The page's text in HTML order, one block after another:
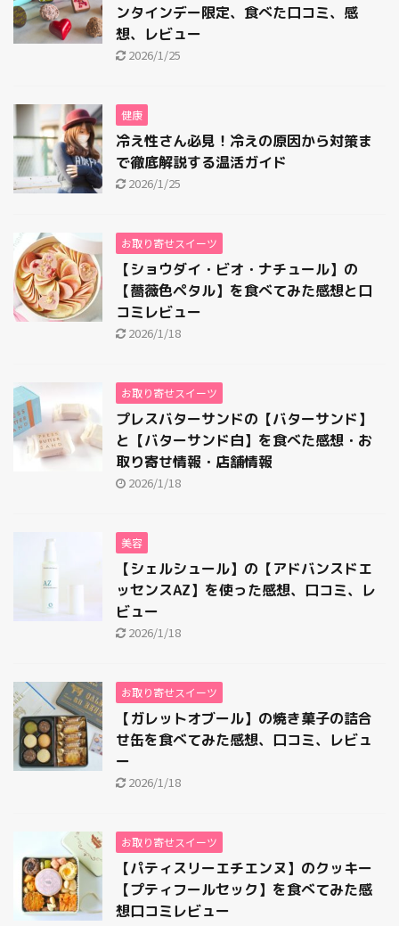
ンタインデー限定、食べた口コミ、感
想、レビュー
2026/1/25
健康
冷え性さん必見！冷えの原因から対策ま
で徹底解説する温活ガイド
2026/1/25
お取り寄せスイーツ
【ショウダイ・ビオ・ナチュール】の
【薔薇色ペタル】を食べてみた感想と口
コミレビュー
2026/1/18
お取り寄せスイーツ
プレスバターサンドの【バターサンド】
と【バターサンド白】を食べた感想・お
取り寄せ情報・店舗情報
2026/1/18
美容
【シェルシュール】の【アドバンスドエ
ッセンスAZ】を使った感想、口コミ、レ
ビュー
2026/1/18
お取り寄せスイーツ
【ガレットオブール】の焼き菓子の詰合
せ缶を食べてみた感想、口コミ、レビュ
ー
2026/1/18
お取り寄せスイーツ
【パティスリーエチエンヌ】のクッキー
【プティフールセック】を食べてみた感
想口コミレビュー